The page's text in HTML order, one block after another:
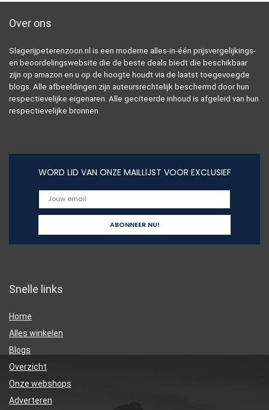
Over ons
Slagerijpeterenzoon.nl is een moderne alles-in-één prijsvergelijkings-
en beoordelingswebsite die de beste deals biedt die beschikbaar
zijn op amazon en u op de hoogte houdt via de laatst toegevoegde
blogs. Alle afbeeldingen zijn auteursrechtelijk beschermd door hun
respectievelijke eigenaren. Alle geciteerde inhoud is afgeleid van hun
respectievelijke bronnen.
WORD LID VAN ONZE MAILLIJST VOOR EXCLUSIEF
Snelle links
Home
Alles winkelen
Blogs
Overzicht
Onze webshops
Adverteren